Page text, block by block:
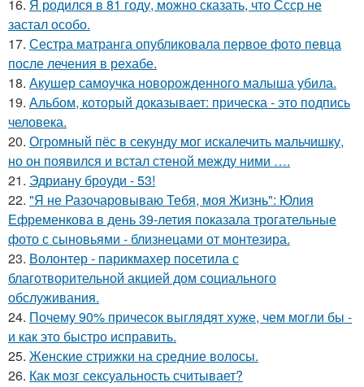
16. Я родился в 81 году, можно сказать, что Ссср не
застал особо.
17. Сестра матранга опубликовала первое фото певца
после лечения в рехабе.
18. Акушер самоучка новорожденного малыша убила.
19. Альбом, который доказывает: прическа - это подпись
человека.
20. Огромный пёс в секунду мог искалечить мальчишку,
но он появился и встал стеной между ними ….
21. Эдриану броуди - 53!
22. "Я не Разочаровываю Тебя, моя Жизнь": Юлия
Ефременкова в день 39-летия показала трогательные
фото с сыновьями - близнецами от монтезира.
23. Волонтер - парикмахер посетила с
благотворительной акцией дом социального
обслуживания.
24. Почему 90% причесок выглядят хуже, чем могли бы -
и как это быстро исправить.
25. Женские стрижки на средние волосы.
26. Как мозг сексуальность считывает?